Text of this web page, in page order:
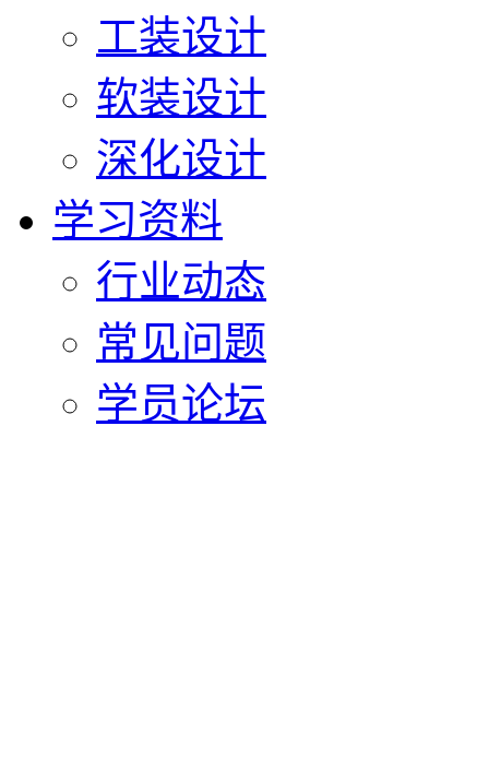
工装设计
软装设计
深化设计
学习资料
行业动态
常见问题
学员论坛